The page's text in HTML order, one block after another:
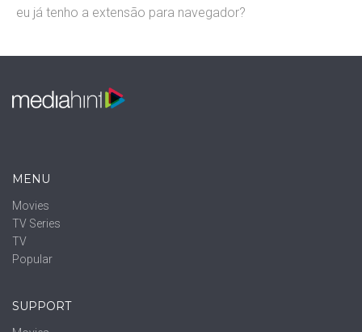
eu já tenho a extensão para navegador?
MENU
Movies
TV Series
TV
Popular
SUPPORT